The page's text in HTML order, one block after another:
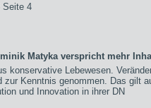
Seite 4
Matyka verspricht mehr
konservative Lebewesen.
zur Kenntnis genommen. Das gilt
und Innovation in ihrer DN